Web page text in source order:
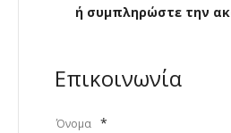
ή συμπληρώστε την
Επικοινωνία
Όνομα *